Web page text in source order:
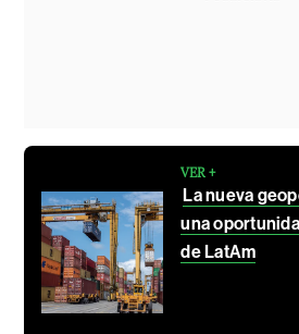
VER +
La nueva
una
de LatAm